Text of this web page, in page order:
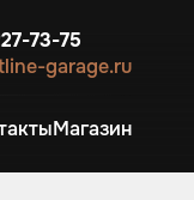
73-75
garage.ru
Магазин